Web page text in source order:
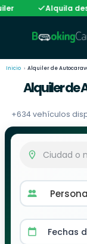
Alquila desde
Inicio › Alquiler de
Alquiler de
+634 vehículos
Fechas